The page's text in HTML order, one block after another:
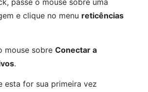
passe o mouse sobre uma
e clique no menu reticências
mouse sobre Conectar a
.
esta for sua primeira vez